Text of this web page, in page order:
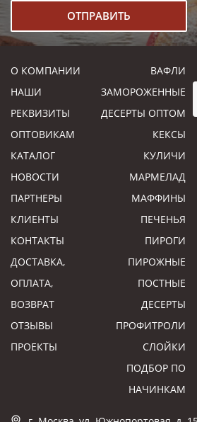
О КОМПАНИИ
НАШИ
РЕКВИЗИТЫ
ОПТОВИКАМ
КАТАЛОГ
НОВОСТИ
ПАРТНЕРЫ
КЛИЕНТЫ
КОНТАКТЫ
ДОСТАВКА,
ОПЛАТА,
ВОЗВРАТ
ОТЗЫВЫ
ПРОЕКТЫ
ВАФЛИ
ЗАМОРОЖЕННЫЕ
ДЕСЕРТЫ ОПТОМ
КЕКСЫ
КУЛИЧИ
МАРМЕЛАД
МАФФИНЫ
ПЕЧЕНЬЯ
ПИРОГИ
ПИРОЖНЫЕ
ПОСТНЫЕ
ДЕСЕРТЫ
ПРОФИТРОЛИ
СЛОЙКИ
ПОДБОР ПО
НАЧИНКАМ